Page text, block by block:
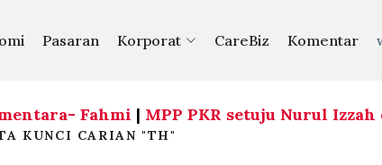
Pasaran Korporat CareBiz Komentar
Fahmi|MPP PKR setuju Nurul Izzah cuti
KUNCI CARIAN "TH"